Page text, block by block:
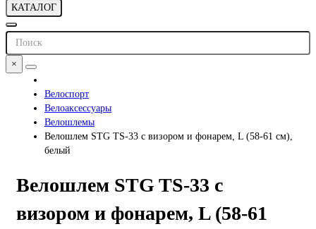
КАТАЛОГ
×
Велоспорт
Велоаксессуары
Велошлемы
Велошлем STG TS-33 с визором и фонарем, L (58-61 см),
белый
Велошлем STG TS-33 с
визором и фонарем, L (58-61